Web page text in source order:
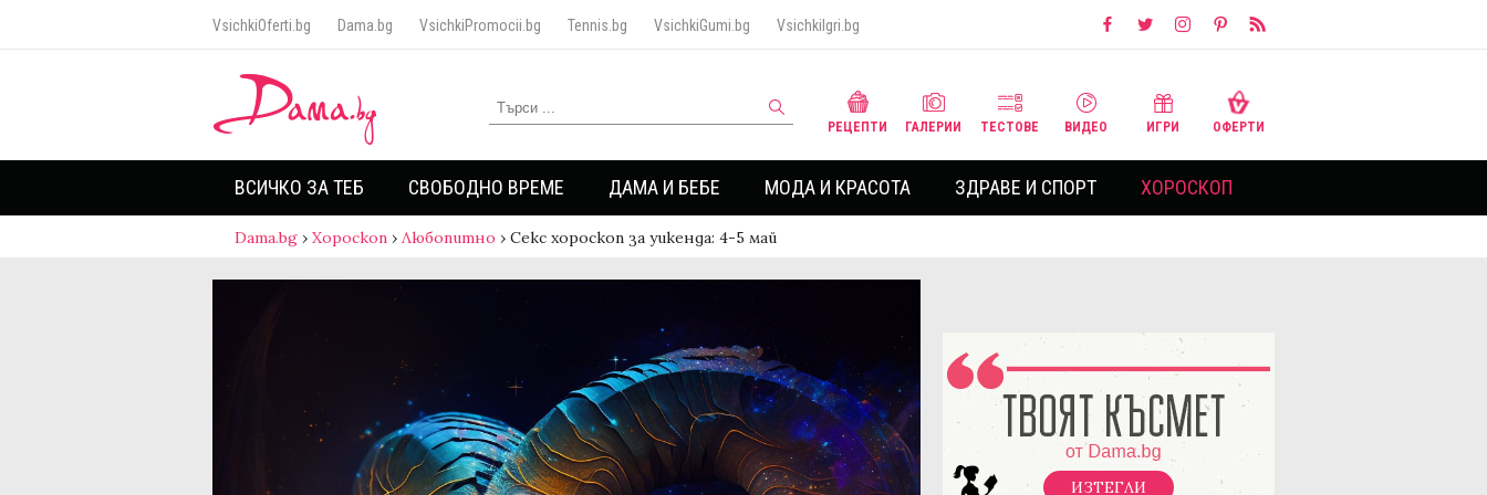
VsichkiOferti.bg Dama.bg VsichkiPromocii.bg Tennis.bg VsichkiGumi.bg VsichkiIgri.bg
РЕЦЕПТИ ГАЛЕРИИ ТЕСТОВЕ ВИДЕО ИГРИ ОФЕРТИ
ВСИЧКО ЗА ТЕБ СВОБОДНО ВРЕМЕ ДАМА И БЕБЕ МОДА И КРАСОТА ЗДРАВЕ И СПОРТ ХОРОСКОП
Dama.bg › Хороскоп › Любопитно › Секс хороскоп за уикенда: 4-5 май
ИЗТЕГЛИ